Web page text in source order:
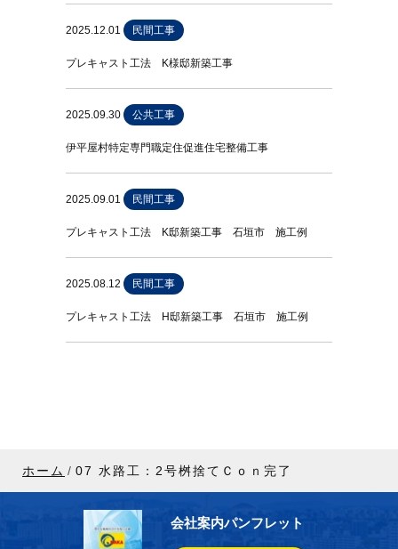
2025.12.01 民間工事
プレキャスト工法 K様邸新築工事
2025.09.30 公共工事
伊平屋村特定専門職定住促進住宅整備工事
2025.09.01 民間工事
プレキャスト工法 K邸新築工事 石垣市 施工例
2025.08.12 民間工事
プレキャスト工法 H邸新築工事 石垣市 施工例
ホーム 07 ⽔路⼯：2号桝捨てＣｏｎ完了
会社案内パンフレット